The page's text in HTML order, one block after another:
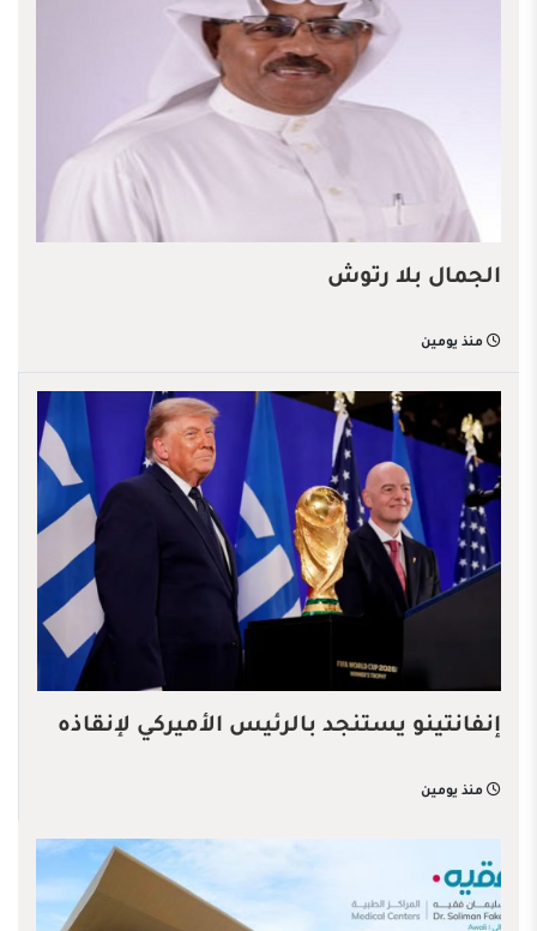
الجمال بلا رتوش
منذ يومين
إنفانتينو يستنجد بالرئيس الأميركي لإنقاذه
منذ يومين